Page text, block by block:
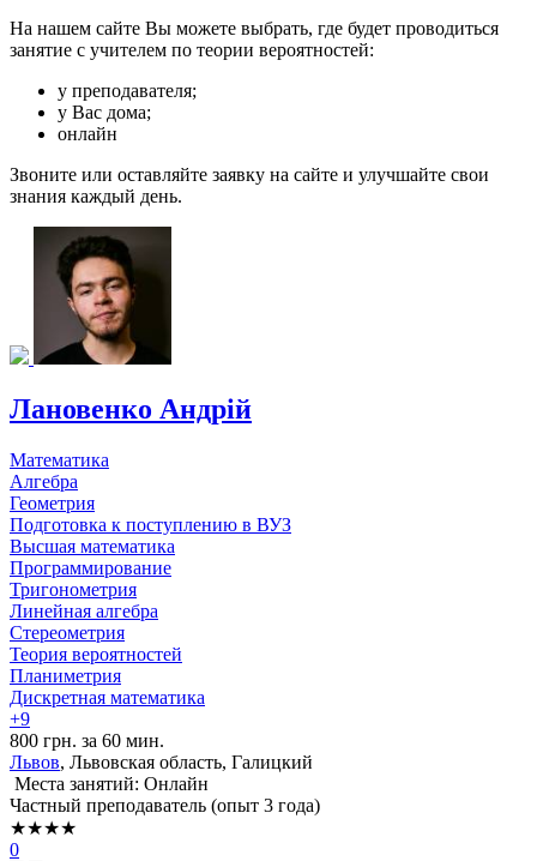
На нашем сайте Вы можете выбрать, где будет проводиться
занятие с учителем по теории вероятностей:
у преподавателя;
у Вас дома;
онлайн
Звоните или оставляйте заявку на сайте и улучшайте свои
знания каждый день.
Лановенко Андрій
Математика
Алгебра
Геометрия
Подготовка к поступлению в ВУЗ
Высшая математика
Программирование
Тригонометрия
Линейная алгебра
Стереометрия
Теория вероятностей
Планиметрия
Дискретная математика
+9
800 грн. за 60 мин.
Львов, Львовская область, Галицкий
Места занятий: Онлайн
Частный преподаватель (опыт 3 года)
★★★★
0